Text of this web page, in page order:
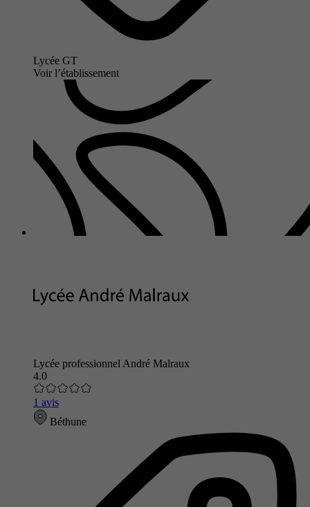
Lycée GT
Voir l’établissement
Lycée professionnel André Malraux
4.0
1 avis
Béthune